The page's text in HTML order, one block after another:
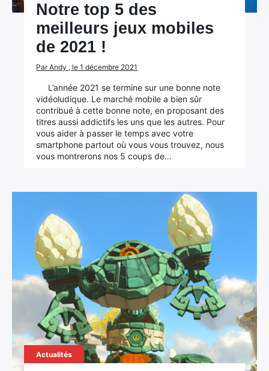
Notre top 5 des
meilleurs jeux mobiles
de 2021 !
Par Andy , le 1 décembre 2021
L’année 2021 se termine sur une bonne note
vidéoludique. Le marché mobile a bien sûr
contribué à cette bonne note, en proposant des
titres aussi addictifs les uns que les autres. Pour
vous aider à passer le temps avec votre
smartphone partout où vous vous trouvez, nous
vous montrerons nos 5 coups de…
Actualités